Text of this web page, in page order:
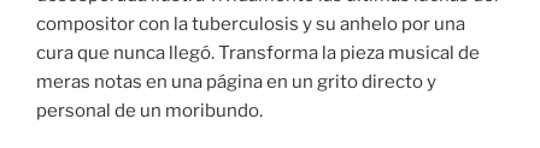
compositor con la tuberculosis y su anhelo por una
cura que nunca llegó. Transforma la pieza musical de
meras notas en una página en un grito directo y
personal de un moribundo.